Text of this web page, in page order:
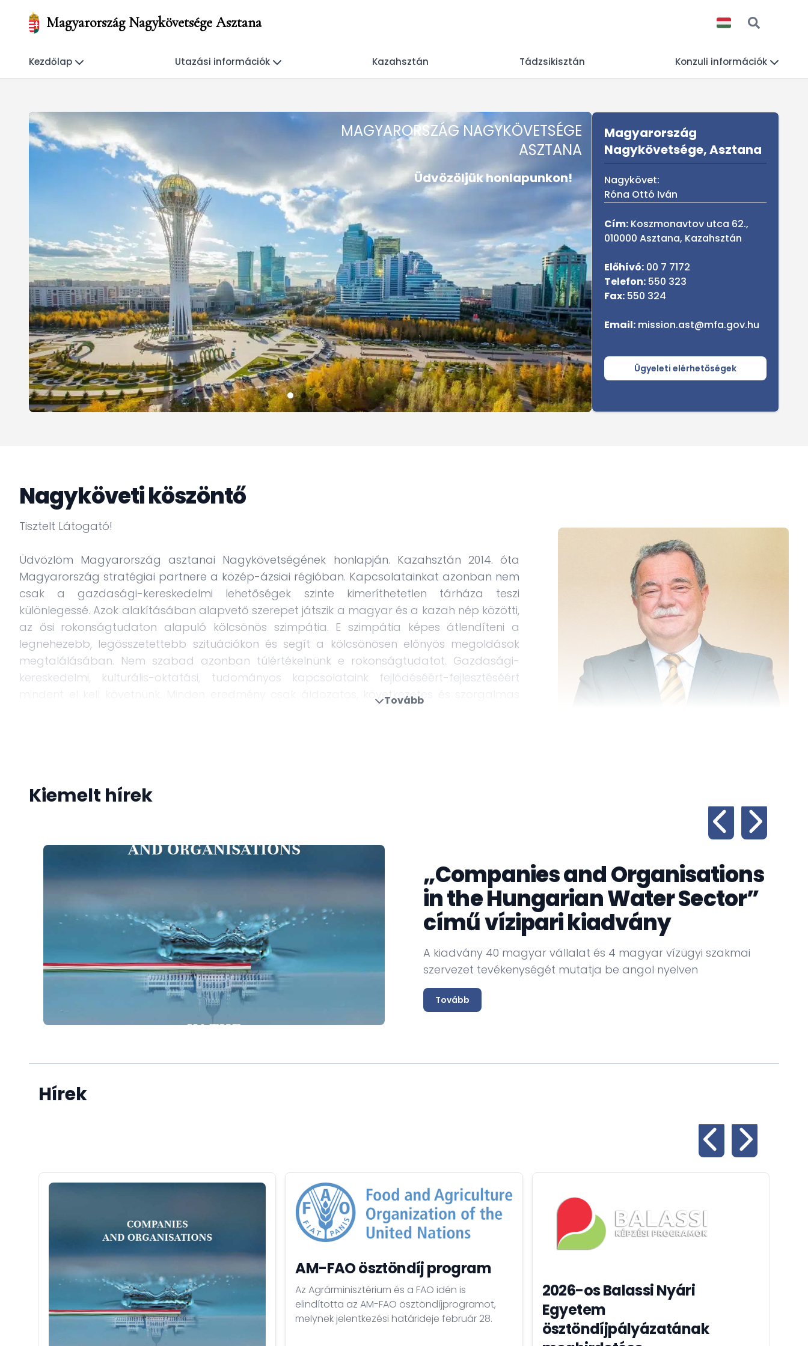
Magyarország Nagykövetsége Asztana
Kezdőlap Utazási információk Kazahsztán Tádzsikisztán Konzuli információk
MAGYARORSZÁG NAGYKÖVETSÉGE
ASZTANA
Üdvözöljük honlapunkon!
Sidebar
Magyarország
Nagykövetsége, Asztana
Nagykövet:
Róna Ottó Iván
Cím: Koszmonavtov utca 62.,
010000 Asztana, Kazahsztán
Előhívó: 00 7 7172
Telefon: 550 323
Fax: 550 324
Email: mission.ast@mfa.gov.hu
Ügyeleti elérhetőségek
Nagyköveti köszöntő
Tisztelt Látogató!
Üdvözlöm Magyarország asztanai Nagykövetségének honlapján. Kazahsztán 2014. óta
Magyarország stratégiai partnere a közép-ázsiai régióban. Kapcsolatainkat azonban nem
csak a gazdasági-kereskedelmi lehetőségek szinte kimeríthetetlen tárháza teszi
különlegessé. Azok alakításában alapvető szerepet játszik a magyar és a kazah nép közötti,
az ősi rokonságtudaton alapuló kölcsönös szimpátia. E szimpátia képes átlendíteni a
legnehezebb, legösszetettebb szituációkon és segít a kölcsönösen előnyös megoldások
megtalálásában. Nem szabad azonban túlértékelnünk e rokonságtudatot. Gazdasági-
kereskedelmi, kulturális-oktatási, tudományos kapcsolataink fejlődéséért-fejlesztéséért
mindent el kell követnünk. Minden eredmény csak áldozatos, következetes és szorgalmas
emberiség előtt álló globális technológiai kihívásokra. A Kazahsztánban rendkívül népszerű
kazah fiatalok a politika, a gazdaság, a tudományos élet fontos posztjain bizonyítják
rátermettségüket, válnak Magyarország „nagyköveteivé” visszatérve szülőföldjükre.
Magyarország ezzel a kazah fejlődés katalizátorává válhat. És azt látjuk, hogy a magyar-
kazah együttműködések legjelentősebb ágazataivá éppen a magas hozzáadott értéket
képviselő, technológiai nóvumokat felmutató területek válhatnak akár a
gyógyszervegyészet, akár a mezőgazdaság, vagy a vízgazdálkodás témaköreit nézzük.
Egy régi kazah közmondás szerint „egy jó szomszéd sokkal többet ér, mint egy távolban élő
rokon”. Mi magyarok, a kazahok távolban élő rokonaiként is képesek vagyunk bizonyítani,
hogy értékeljük kapcsolataink különleges jellegét és mindent elkövetünk azért, hogy a 21.
században is méltó partnerként, a kölcsönös előnyöket keresve fejlesszük azokat.
nagykövet
Tovább
Kiemelt hírek
„Companies and Organisations
in the Hungarian Water Sector”
című vízipari kiadvány
A kiadvány 40 magyar vállalat és 4 magyar vízügyi szakmai
szervezet tevékenységét mutatja be angol nyelven
Tovább
Hírek
AM-FAO ösztöndíj program
Az Agrárminisztérium és a FAO idén is
elindította az AM-FAO ösztöndíjprogramot,
melynek jelentkezési határideje február 28.
2026-os Balassi Nyári
Egyetem
ösztöndíjpályázatának